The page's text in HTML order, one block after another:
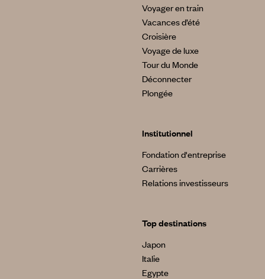
Voyager en train
Vacances d’été
Croisière
Voyage de luxe
Tour du Monde
Déconnecter
Plongée
Institutionnel
Fondation d'entreprise
Carrières
Relations investisseurs
Top destinations
Japon
Italie
Egypte